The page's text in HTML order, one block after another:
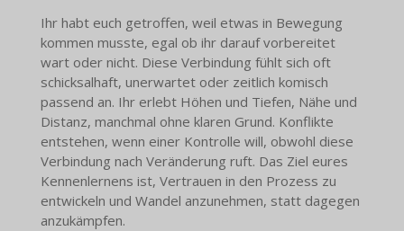
Ihr habt euch getroffen, weil etwas in Bewegung
kommen musste, egal ob ihr darauf vorbereitet
wart oder nicht. Diese Verbindung fühlt sich oft
schicksalhaft, unerwartet oder zeitlich komisch
passend an. Ihr erlebt Höhen und Tiefen, Nähe und
Distanz, manchmal ohne klaren Grund. Konflikte
entstehen, wenn einer Kontrolle will, obwohl diese
Verbindung nach Veränderung ruft. Das Ziel eures
Kennenlernens ist, Vertrauen in den Prozess zu
entwickeln und Wandel anzunehmen, statt dagegen
anzukämpfen.